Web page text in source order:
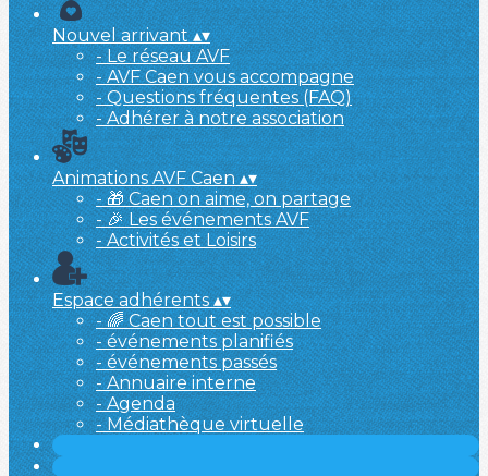
Nouvel arrivant▴▾
- Le réseau AVF
- AVF Caen vous accompagne
- Questions fréquentes (FAQ)
- Adhérer à notre association
Animations AVF Caen▴▾
- 🎁 Caen on aime, on partage
- 🎉 Les événements AVF
- Activités et Loisirs
Espace adhérents▴▾
- 🌈 Caen tout est possible
- événements planifiés
- événements passés
- Annuaire interne
- Agenda
- Médiathèque virtuelle